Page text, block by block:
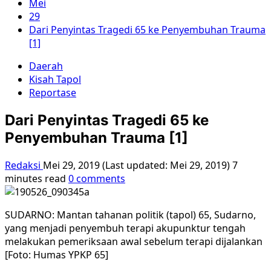
Mei
29
Dari Penyintas Tragedi 65 ke Penyembuhan Trauma
[1]
Daerah
Kisah Tapol
Reportase
Dari Penyintas Tragedi 65 ke
Penyembuhan Trauma [1]
Redaksi Mei 29, 2019 (Last updated: Mei 29, 2019)7
minutes read 0 comments
SUDARNO: Mantan tahanan politik (tapol) 65, Sudarno,
yang menjadi penyembuh terapi akupunktur tengah
melakukan pemeriksaan awal sebelum terapi dijalankan
[Foto: Humas YPKP 65]